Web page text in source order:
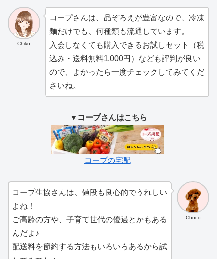
Chiko
コープさんは、品ぞろえが豊富なので、冷凍
麺だけでも、何種類も流通しています。
入会しなくても購入できるお試しセット（税
込み・送料無料1,000円）なども評判が良い
ので、よかったら一度チェックしてみてくだ
さいね。
▼コープさんはこちら
コープの宅配
Choco
コープ生協さんは、値段も良心的でうれしい
よね！
ご高齢の方や、子育て世代の優遇とかもある
んだよ♪
配送料を節約する方法もいろいろあるから試